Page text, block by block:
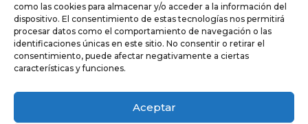
como las cookies para almacenar y/o acceder a la información del
dispositivo. El consentimiento de estas tecnologías nos permitirá
procesar datos como el comportamiento de navegación o las
identificaciones únicas en este sitio. No consentir o retirar el
consentimiento, puede afectar negativamente a ciertas
características y funciones.
Aceptar
Tratamientos orofaciales en Logroño: salud,
funcionalidad y armonía para tu sonrisa
Bruxismo y tratamiento orofacial: una alianza
clave para tu salud dental